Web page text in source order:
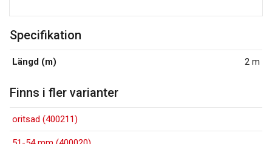
Specifikation
Längd (m) 2 m
Finns i fler varianter
oritsad (400211)